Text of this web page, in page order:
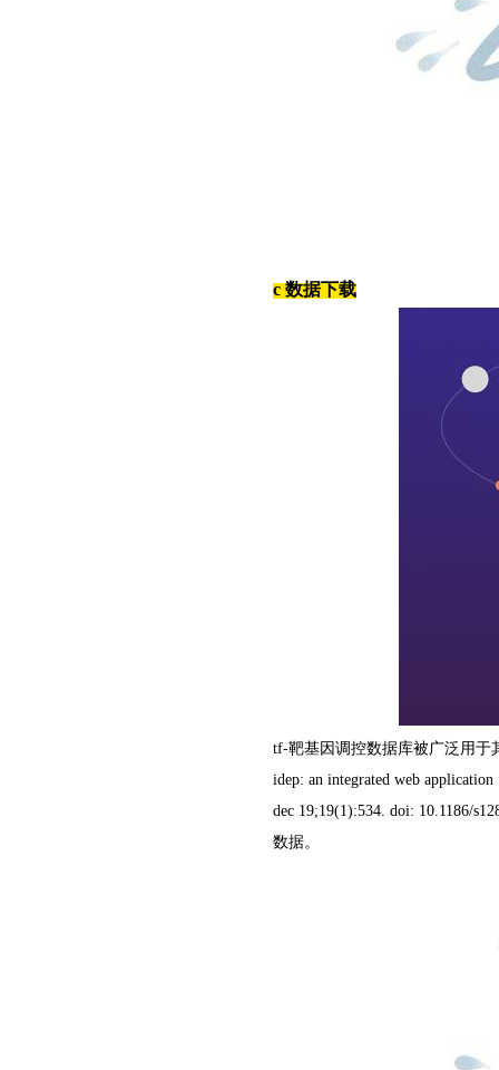
c数据下载
tf-靶基因调控数据库被广泛用于
idep: an integrated web
dec 19;19(1):534. doi: 10.1186/
数据。